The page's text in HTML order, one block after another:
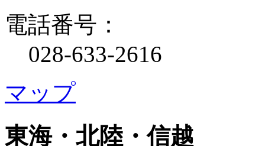
電話番号：
028-633-2616
マップ
東海・北陸・信越